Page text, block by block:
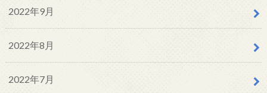
2022年9月
2022年8月
2022年7月